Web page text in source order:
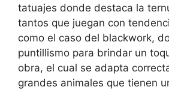
tatuajes donde destaca la
tantos que juegan con
como el caso del blackwork,
puntillismo para brindar un
obra, el cual se adapta
grandes animales que tienen